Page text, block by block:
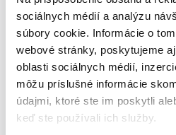
sociálnych médií a analýzu
súbory cookie. Informácie o
webové stránky, poskytujeme
oblasti sociálnych médií,
môžu príslušné informácie
údajmi, ktoré ste im poskytli
keď ste používali ich služby.
ktorý nepodlieha korózii. Povrch
pieskovou textúrou, odolnou voči
otočnú hlavu, ktorá umožňuje
oblasť
Po inštalácii nevyžaduje údržbu
vysoký stupeň ochrany pred